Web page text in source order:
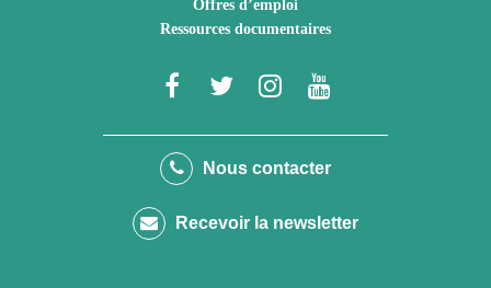
Offres d’emploi
Ressources documentaires
Lien
le
Facebook
Lien
le
Twitter
Lien
le
Instagram
Youtube
Nous contacter
Recevoir la newsletter